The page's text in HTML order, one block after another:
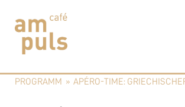
contentPROGRAMM »APÉRO-TIME: